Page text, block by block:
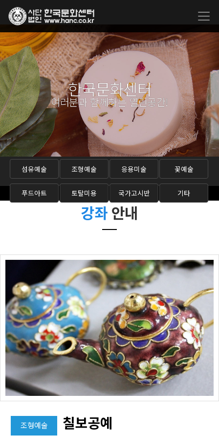
한국문화센터
여러분과 함께하는 열린공간!
섬유예술 조형예술 응용미술 꽃예술
푸드아트 토탈미용 국가고시반 기타
강좌 안내
조형예술 칠보공예